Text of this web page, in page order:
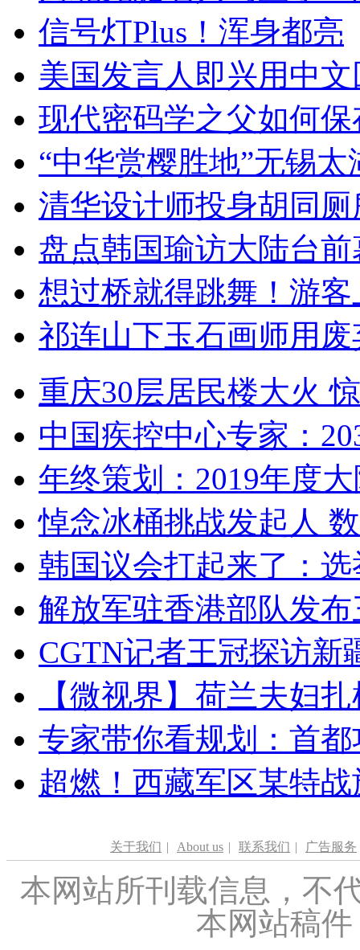
信号灯Plus！浑身都亮
美国发言人即兴用中
现代密码学之父如何
“中华赏樱胜地”无锡
清华设计师投身胡同
盘点韩国瑜访大陆台
想过桥就得跳舞！游客
祁连山下玉石画师用
重庆30层居民楼大火
中国疾控中心专家：
年终策划：2019年度
悼念冰桶挑战发起人
韩国议会打起来了：
解放军驻香港部队发
CGTN记者王冠探访新
【微视界】荷兰夫妇
专家带你看规划：首
超燃！西藏军区某特
关于我们 | About us | 联系我们 | 广告服务
本网站所刊载信息，不
本网站稿